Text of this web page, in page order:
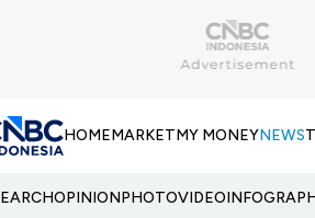
HOMEMARKETMY MONEYNEWS
OPINIONPHOTOVIDEO